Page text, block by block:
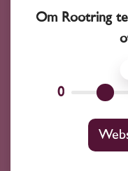
Om Rootring
0